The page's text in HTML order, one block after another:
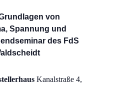
von
Spannung und
des FdS
Kanalstraße 4,